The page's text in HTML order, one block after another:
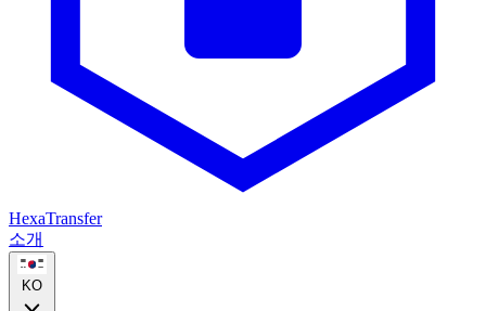
HexaTransfer
소개
KO